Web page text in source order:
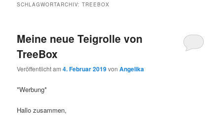
SCHLAGWORTARCHIV:TREEBOX
Meine neue Teigrolle von
TreeBox
Veröffentlicht am4. Februar 2019vonAngelika
*Werbung*
Hallo zusammen,